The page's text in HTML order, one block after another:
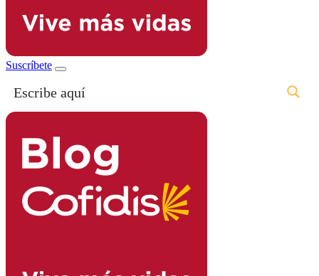
Suscríbete